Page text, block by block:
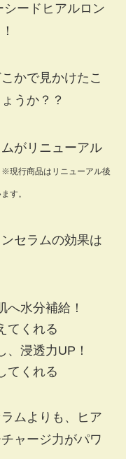
ードヒアルロン
かで見かけたこ
うか？？
がリニューアル
※現行商品はリニューアル後
す。
セラムの効果は
へ水分補給！
てくれる
、浸透力UP！
てくれる
ムよりも、ヒア
ャージ力がパワ